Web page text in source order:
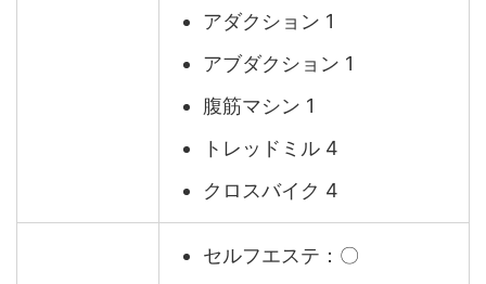
アダクション 1
アブダクション 1
腹筋マシン 1
トレッドミル 4
クロスバイク 4
セルフエステ：〇